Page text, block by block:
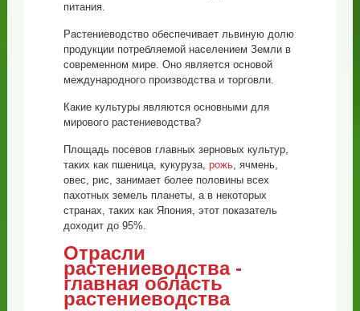
питания.
Растениеводство обеспечивает львиную долю
продукции потребляемой населением Земли в
современном мире. Оно является основой
международного производства и торговли.
Какие культуры являются основными для
мирового растениеводства?
Площадь посевов главных зерновых культур,
таких как пшеница, кукуруза, рожь, ячмень,
овес, рис, занимает более половины всех
пахотных земель планеты, а в некоторых
странах, таких как Япония, этот показатель
доходит до 95%.
Отрасли
растениеводства -
главная область
растениеводства